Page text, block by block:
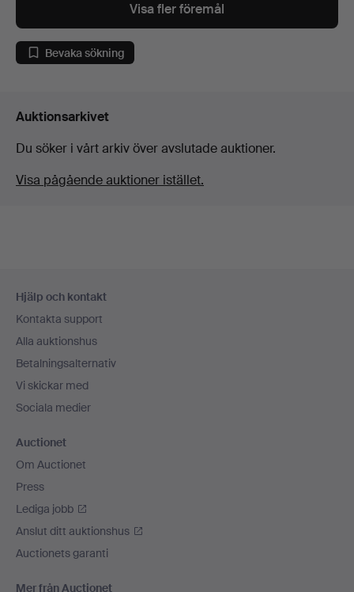
Visa fler föremål
Bevaka sökning
Auktionsarkivet
Du söker i vårt arkiv över avslutade auktioner.
Visa pågående auktioner istället.
Hjälp och kontakt
Kontakta support
Alla auktionshus
Betalningsalternativ
Vi skickar med
Sociala medier
Auctionet
Om Auctionet
Press
Lediga jobb
Anslut ditt auktionshus
Auctionets garanti
Mer från Auctionet